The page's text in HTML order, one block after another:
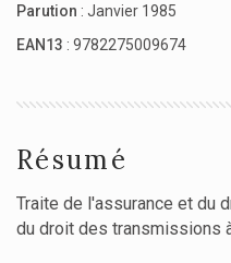
Parution : Janvier 1985
EAN13 : 9782275009674
Résumé
Traite de l'assurance et du
du droit des transmissions